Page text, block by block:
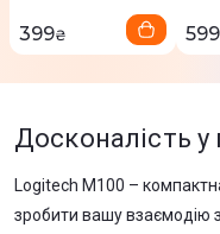
399₴ 599
Досконалість у
Logitech M100 –
зробити вашу взаємодію